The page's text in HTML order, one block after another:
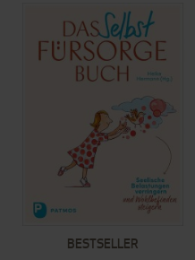
BESTSELLER